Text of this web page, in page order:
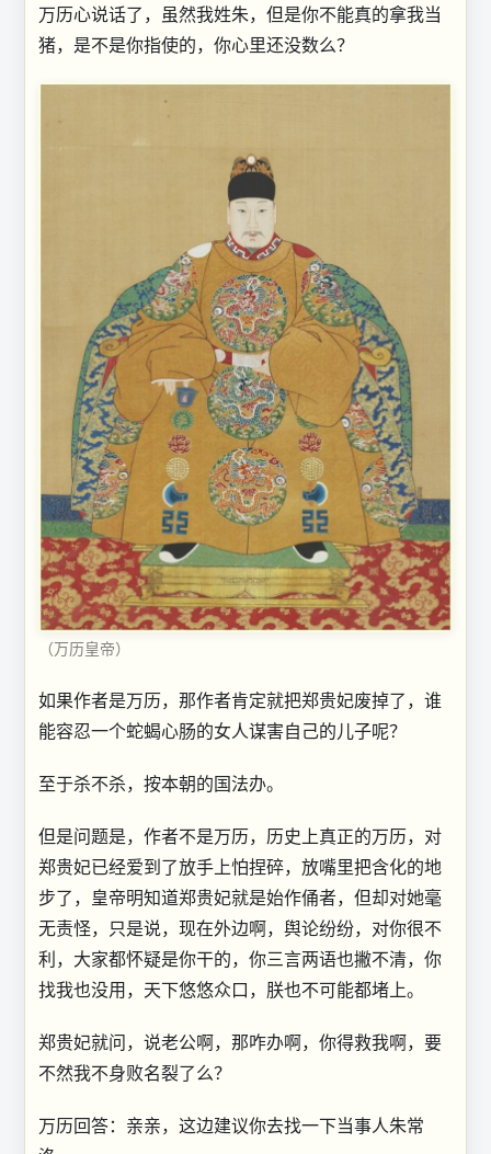
万历心说话了，虽然我姓朱，但是你不能真的拿我当
猪，是不是你指使的，你心里还没数么？
（万历皇帝）
如果作者是万历，那作者肯定就把郑贵妃废掉了，谁
能容忍一个蛇蝎心肠的女人谋害自己的儿子呢？
至于杀不杀，按本朝的国法办。
但是问题是，作者不是万历，历史上真正的万历，对
郑贵妃已经爱到了放手上怕捏碎，放嘴里把含化的地
步了，皇帝明知道郑贵妃就是始作俑者，但却对她毫
无责怪，只是说，现在外边啊，舆论纷纷，对你很不
利，大家都怀疑是你干的，你三言两语也撇不清，你
找我也没用，天下悠悠众口，朕也不可能都堵上。
郑贵妃就问，说老公啊，那咋办啊，你得救我啊，要
不然我不身败名裂了么？
万历回答：亲亲，这边建议你去找一下当事人朱常